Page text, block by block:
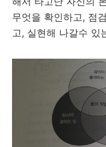
무엇을 확인하고, 점
고, 실현해 나갈수 있